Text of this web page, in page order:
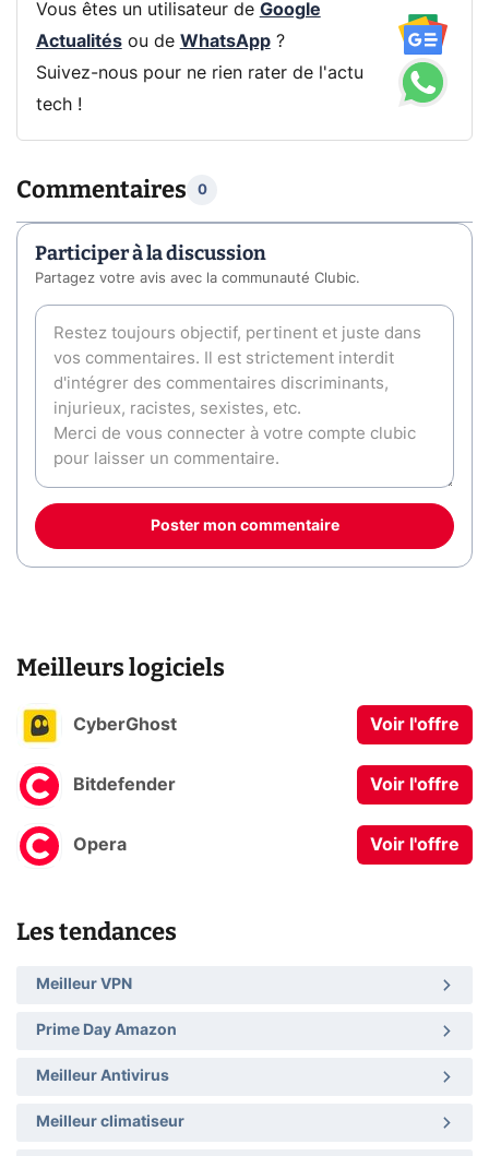
Vous êtes un utilisateur de Google
Actualitésou de WhatsApp?
Suivez-nous pour ne rien rater de l'actu
tech !
Commentaires 0
Participer à la discussion
Partagez votre avis avec la communauté Clubic.
Poster mon commentaire
Meilleurs logiciels
CyberGhost Voir l'offre
Bitdefender Voir l'offre
Opera Voir l'offre
Les tendances
Meilleur VPN
Prime Day Amazon
Meilleur Antivirus
Meilleur climatiseur